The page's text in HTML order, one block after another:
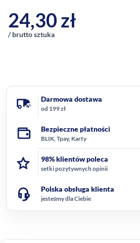
24,30zł
/ brutto sztuka
Darmowa dostawa
od 199 zł
Bezpieczne płatności
BLIK, Tpay, Karty
98% klientów poleca
setki pozytywnych opinii
Polska obsługa klienta
jesteśmy dla Ciebie